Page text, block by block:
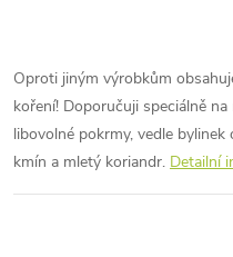
Oproti jiným výrobkům
koření! Doporučuji speciálně
libovolné pokrmy, vedle
kmín a mletý koriandr. Detailní